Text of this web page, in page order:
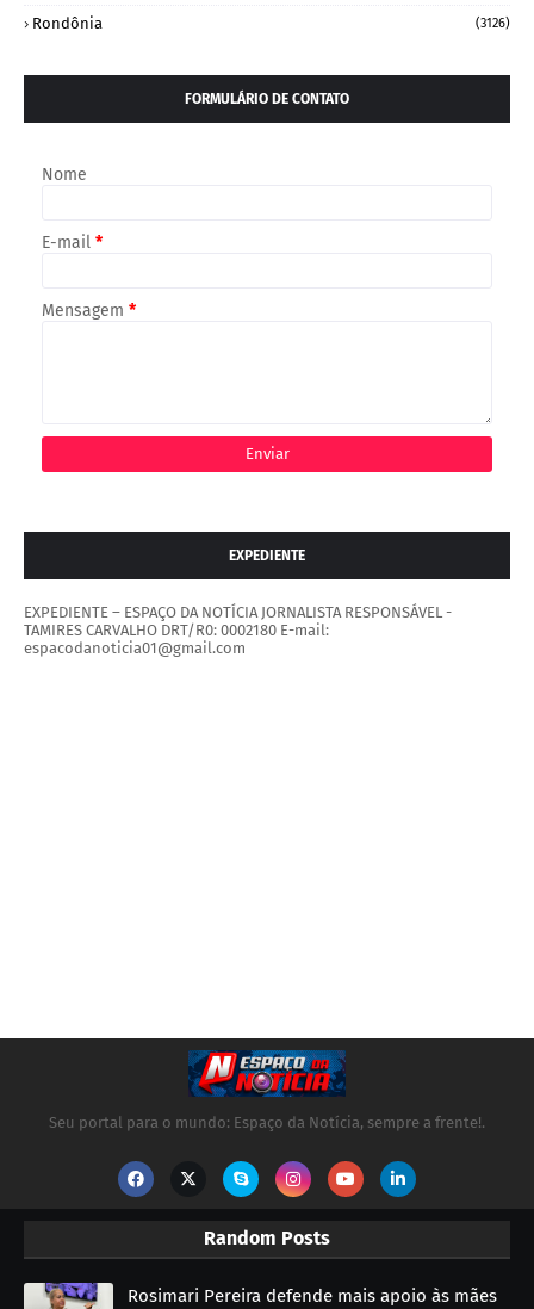
Rondônia (3126)
FORMULÁRIO DE CONTATO
Nome
E-mail *
Mensagem *
EXPEDIENTE
EXPEDIENTE – ESPAÇO DA NOTÍCIA JORNALISTA RESPONSÁVEL -
TAMIRES CARVALHO DRT/R0: 0002180 E-mail:
espacodanoticia01@gmail.com
Seu portal para o mundo: Espaço da Notícia, sempre a frente!.
Random Posts
Rosimari Pereira defende mais apoio às mães